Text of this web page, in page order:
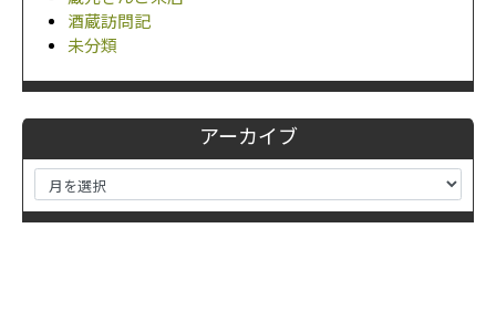
酒蔵訪問記
未分類
アーカイブ